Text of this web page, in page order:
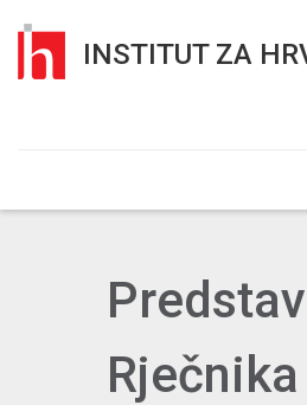
INSTITUT ZA
Rječnika